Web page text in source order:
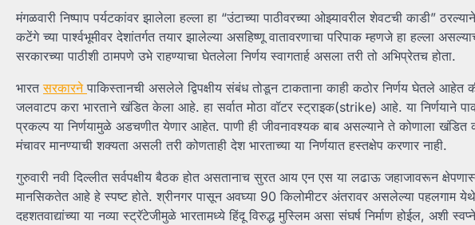
मंगळवारी निष्पाप पर्यटकांवर झालेला हल्ला हा “उंटाच्या पाठीवरच्या ओझ्यावरील शेवटची काडी”
कटेंगे च्या पार्श्वभूमीवर देशांतर्गत तयार झालेल्या‌ असहिष्णू वातावरणाचा परिपाक म्हणजे हा हल्ला
सरकारच्या पाठीशी ठामपणे उभे राहण्याचा घेतलेला निर्णय स्वागतार्ह असला तरी तो अभिप्रेतच होता.
भारतसरकारने पाकिस्तानची असलेले द्विपक्षीय संबंध तोडून टाकताना काही कठोर निर्णय घेतले आहेत
जलवाटप करा भारताने खंडित केला आहे. हा सर्वात मोठा वॉटर स्ट्राइक(strike) आहे. या निर्णयाने
प्रकल्प या निर्णयामुळे अडचणीत येणार आहेत. पाणी ही जीवनावश्यक बाब असल्याने ते कोणाला खंडित
मंचावर मानण्याची शक्यता असली तरी कोणताही देश भारताच्या या निर्णयात हस्तक्षेप करणार नाही.
गुरुवारी नवी दिल्लीत सर्वपक्षीय बैठक होत असतानाच सुरत आय एन एस या लढाऊ जहाजावरून
मानसिकतेत आहे हे स्पष्ट होते. श्रीनगर पासून अवघ्या 90 किलोमीटर अंतरावर असलेल्या पहलगाम येथे
दहशतवाद्यांच्या या नव्या स्ट्रॅटेजीमुळे भारतामध्ये हिंदू विरुद्ध मुस्लिम असा संघर्ष निर्माण होईल, अशी